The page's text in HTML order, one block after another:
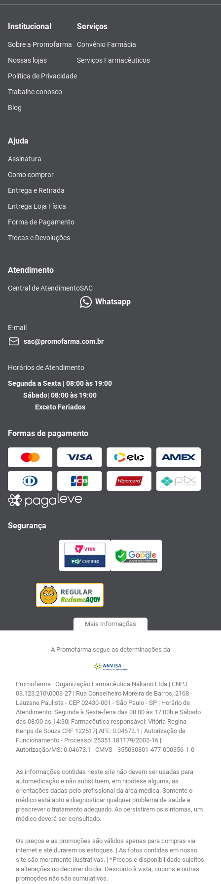
Institucional
Sobre a Promofarma
Nossas lojas
Política de Privacidade
Trabalhe conosco
Blog
Serviços
Convênio Farmácia
Serviços Farmacêuticos
Ajuda
Assinatura
Como comprar
Entrega e Retirada
Entrega Loja Física
Forma de Pagamento
Trocas e Devoluções
Atendimento
Central de AtendimentoSAC
Whatsapp
E-mail
sac@promofarma.com.br
Horários de Atendimento
Segunda a Sexta | 08:00 às 19:00
Sábado| 08:00 às 19:00
Exceto Feriados
Formas de pagamento
Segurança
Mais Informações
A Promofarma segue as determinações da
Promofarma | Organização Farmacêutica Nakano Ltda | CNPJ:
03.123.210\0003-27 | Rua Conselheiro Moreira de Barros, 2168 -
Lauzane Paulista - CEP 02430-001 - São Paulo - SP | Horário de
Atendimento: Segunda à Sexta-feira das 08:00 às 17:00h e Sábado
das 08:00 às 14:30| Farmacêutica responsável: Vitória Regina
Kenps de Souza CRF 122517| AFE: 0.04673.1 | Autorização de
Funcionamento - Processo: 25351.181179/2002-16 |
Autorização/MS: 0.04673.1 | CMVS - 355030801-477-000356-1-0
As informações contidas neste site não devem ser usadas para
automedicação e não substituem, em hipótese alguma, as
orientações dadas pelo profissional da área médica. Somente o
médico está apto a diagnosticar qualquer problema de saúde e
prescrever o tratamento adequado. Ao persistirem os sintomas, um
médico deverá ser consultado.
Os preços e as promoções são válidos apenas para compras via
internet e até durarem os estoques. | As fotos contidas em nosso
site são meramente ilustrativas. | *Preços e disponibilidade sujeitos
a alterações no decorrer do dia. Desconto à vista, cupons e outras
promoções não são cumulativos.